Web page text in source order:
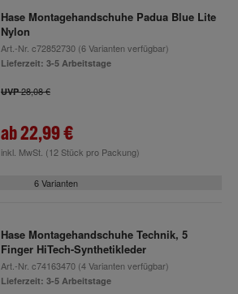
Hase Montagehandschuhe Padua Blue Lite
Nylon
Art.-Nr. c72852730(6 Varianten verfügbar)
Lieferzeit: 3-5 Arbeitstage
UVP28,08 €
ab22,99 €
inkl. MwSt. (12 Stück pro Packung)
6 Varianten
Hase Montagehandschuhe Technik, 5
Finger HiTech-Synthetikleder
Art.-Nr. c74163470(4 Varianten verfügbar)
Lieferzeit: 3-5 Arbeitstage